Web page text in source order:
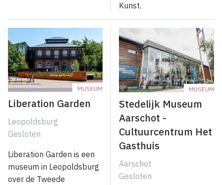
Kunst.
MUSEUM
Liberation Garden
Leopoldsburg
Gesloten
Liberation Garden is een
museum in Leopoldsburg
over de Tweede
MUSEUM
Stedelijk Museum
Aarschot -
Cultuurcentrum Het
Gasthuis
Aarschot
Gesloten